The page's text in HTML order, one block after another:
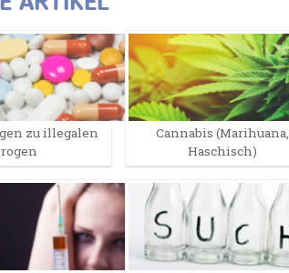
zu illegalen
Cannabis (Marihuana,
Haschisch)